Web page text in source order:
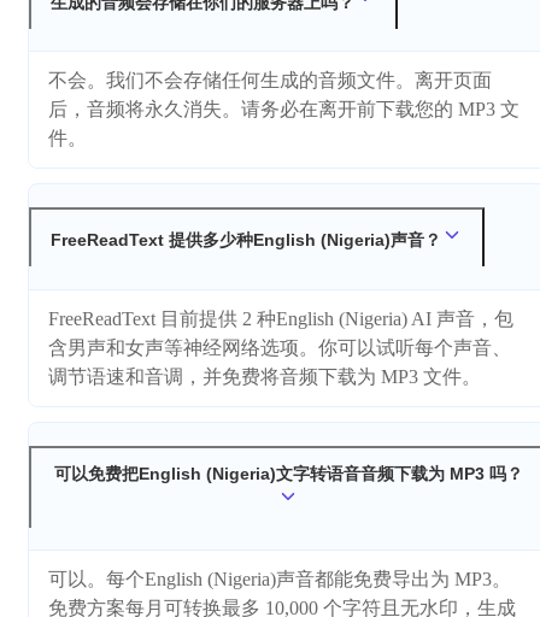
不会。我们不会存储任何生成的音频文件。离开页面
后，音频将永久消失。请务必在离开前下载您的 MP3 文
件。
FreeReadText 提供多少种English (Nigeria)声音？
FreeReadText 目前提供 2 种English (Nigeria) AI 声音，包
含男声和女声等神经网络选项。你可以试听每个声音、
调节语速和音调，并免费将音频下载为 MP3 文件。
可以免费把English (Nigeria)文字转语音音频下载为 MP3 吗？
可以。每个English (Nigeria)声音都能免费导出为 MP3。
免费方案每月可转换最多 10,000 个字符且无水印，生成